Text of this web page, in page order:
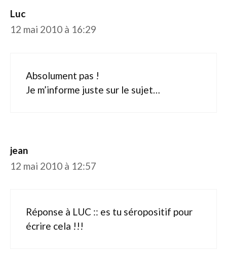
Luc
12 mai 2010 à 16:29
Absolument pas !
Je m’informe juste sur le sujet…
jean
12 mai 2010 à 12:57
Réponse à LUC :: es tu séropositif pour
écrire cela !!!